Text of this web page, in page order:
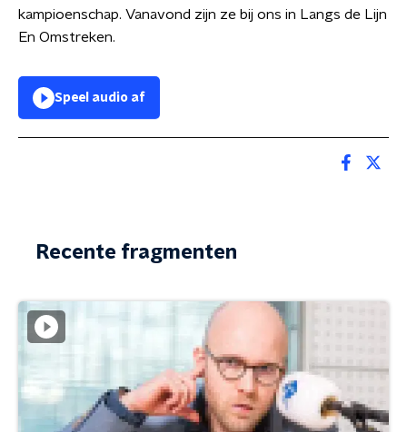
kampioenschap. Vanavond zijn ze bij ons in Langs de Lijn
En Omstreken.
Speel audio af
Recente fragmenten